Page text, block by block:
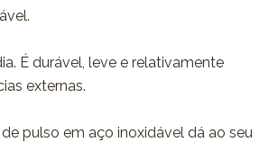
É durável, leve e relativamente
externas.
pulso em aço inoxidável dá ao seu